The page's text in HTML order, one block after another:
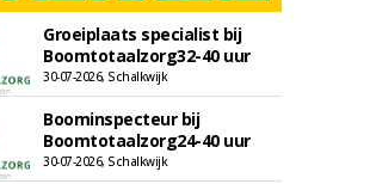
Groeiplaats specialist bij
Boomtotaalzorg32-40 uur
30-07-2026, Schalkwijk
Boominspecteur bij
Boomtotaalzorg24-40 uur
30-07-2026, Schalkwijk